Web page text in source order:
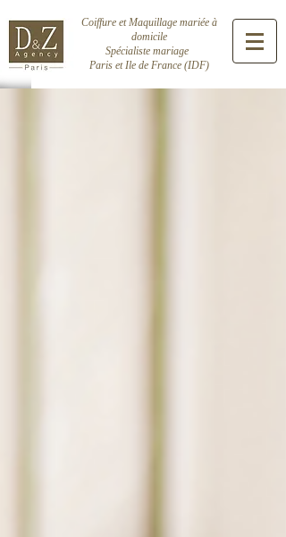
Coiffure et Maquillage mariée à
domicile
Spécialiste mariage
Paris et Ile de France (IDF)